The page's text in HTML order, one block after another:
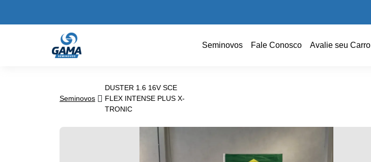
Seminovos Fale Conosco Avalie seu Carro
Seminovos
DUSTER 1.6 16V SCE
FLEX INTENSE PLUS X-
TRONIC